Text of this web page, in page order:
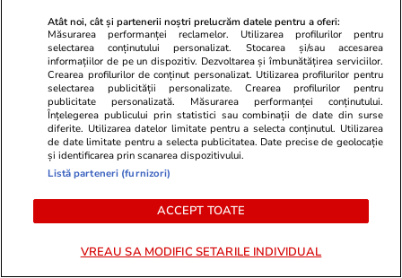
alături de ea. „Un vis împlinit”
Citește mai multe
TRENDING
Știri România
Prima dronă doborâtă în spațiul aerian
românesc de un pilot român de F-16. Piloții au
raportat că era o dronă Geran-2, primele
imagini cu zona în care s-a prăbușit
Atât noi, cât și partenerii noștri prelucrăm datele pentru a oferi:
Măsurarea performanței reclamelor. Utilizarea profilurilor pentru
selectarea conținutului personalizat. Stocarea și/sau accesarea
informațiilor de pe un dispozitiv. Dezvoltarea și îmbunătățirea serviciilor.
Crearea profilurilor de conținut personalizat. Utilizarea profilurilor pentru
selectarea publicității personalizate. Crearea profilurilor pentru
publicitate personalizată. Măsurarea performanței conținutului.
Înțelegerea publicului prin statistici sau combinații de date din surse
diferite. Utilizarea datelor limitate pentru a selecta conținutul. Utilizarea
de date limitate pentru a selecta publicitatea. Date precise de geolocație
și identificarea prin scanarea dispozitivului.
Listă parteneri (furnizori)
ACCEPT TOATE
VREAU SA MODIFIC SETARILE INDIVIDUAL